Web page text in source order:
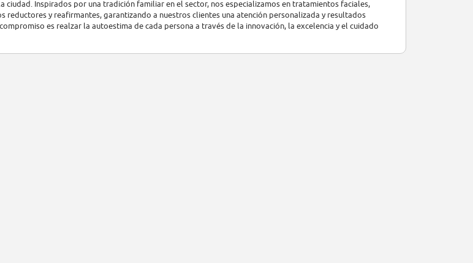
ciudad. Inspirados por una tradición familiar en el sector, nos especializamos en tratamientos faciales,
reductores y reafirmantes, garantizando a nuestros clientes una atención personalizada y resultados
es realzar la autoestima de cada persona a través de la innovación, la excelencia y el cuidado